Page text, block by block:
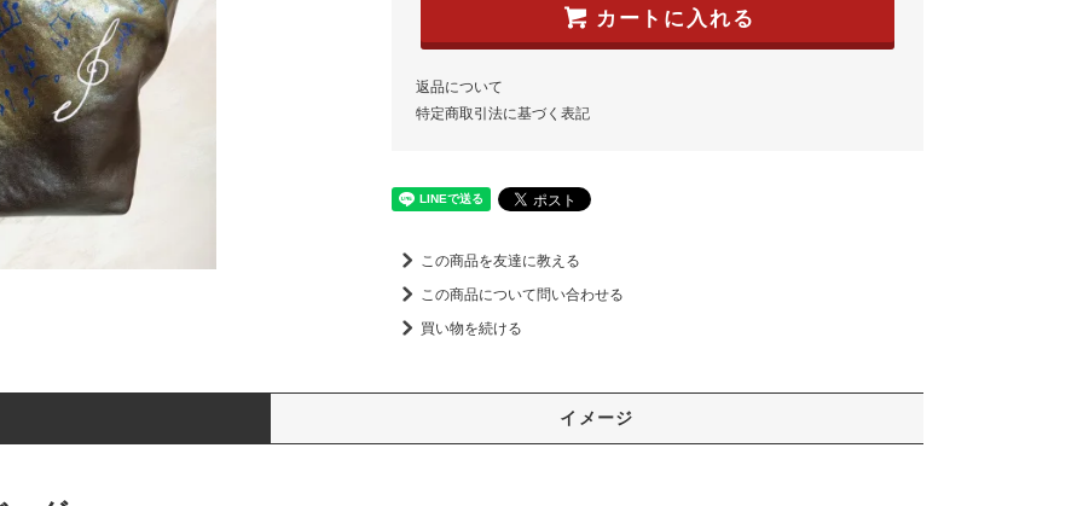
カートに入れる
返品について
特定商取引法に基づく表記
この商品を友達に教える
この商品について問い合わせる
買い物を続ける
イメージ